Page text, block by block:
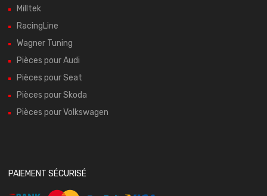
Milltek
RacingLine
Wagner Tuning
Pièces pour Audi
Pièces pour Seat
Pièces pour Skoda
Pièces pour Volkswagen
PAIEMENT SÉCURISÉ